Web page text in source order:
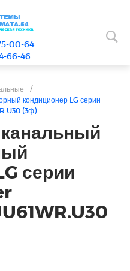
00-64
66-46
/
кондиционер LG серии
(3ф)
серии